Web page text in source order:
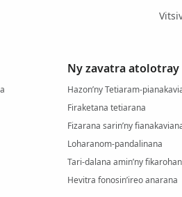
Ny zavatra atolotray
Hazon’ny Tetiaram-
Firaketana tetiarana
Fizarana sarin’ny
Loharanom-pandalinana
Tari-dalana amin’ny
Hevitra fonosin’ireo anarana